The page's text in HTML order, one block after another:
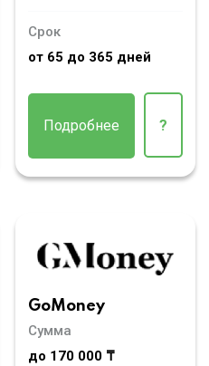
Срок
от 65 до 365 дней
Подробнее ?
GoMoney
Сумма
до 170 000 ₸